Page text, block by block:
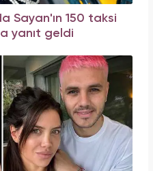
Sayan'ın 150 taksi
yanıt geldi